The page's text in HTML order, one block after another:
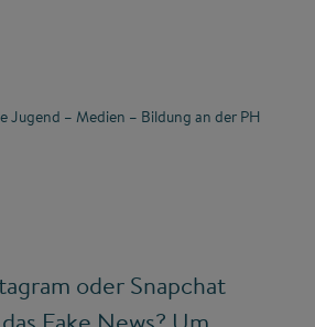
– Medien – Bildung an der PH
oder Snapchat